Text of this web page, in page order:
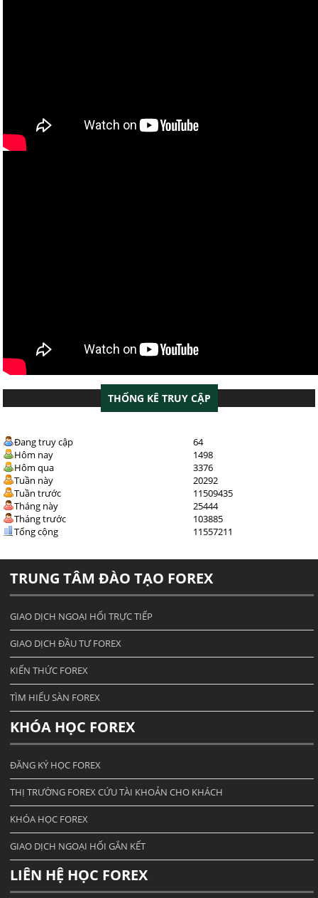
THỐNG KÊ TRUY CẬP
Đang truy cập
64
Hôm nay
1498
Hôm qua
3376
Tuần này
20292
Tuần trước
11509435
Tháng này
25444
Tháng trước
103885
Tổng cộng
11557211
TRUNG TÂM ĐÀO TẠO FOREX
GIAO DỊCH NGOẠI HỐI TRỰC TIẾP
GIAO DỊCH ĐẦU TƯ FOREX
KIẾN THỨC FOREX
TÌM HIỂU SÀN FOREX
KHÓA HỌC FOREX
ĐĂNG KÝ HỌC FOREX
THỊ TRƯỜNG FOREX CỨU TÀI KHOẢN CHO KHÁCH
KHÓA HỌC FOREX
GIAO DỊCH NGOẠI HỐI GẮN KẾT
LIÊN HỆ HỌC FOREX